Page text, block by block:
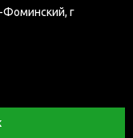
Фоминский, г